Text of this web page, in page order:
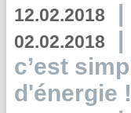
12.02.2018 |
02.02.2018 |
c’est
d'énergie !